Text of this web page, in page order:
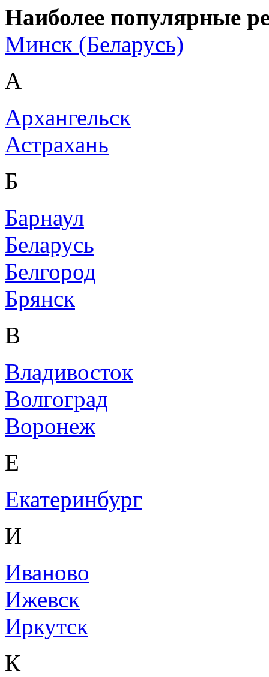
Наиболее популярные
Минск (Беларусь)
А
Архангельск
Астрахань
Б
Барнаул
Беларусь
Белгород
Брянск
В
Владивосток
Волгоград
Воронеж
Е
Екатеринбург
И
Иваново
Ижевск
Иркутск
К